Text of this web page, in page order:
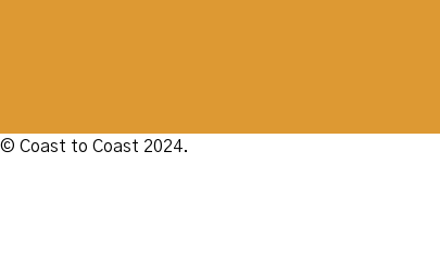
© Coast to Coast 2024.